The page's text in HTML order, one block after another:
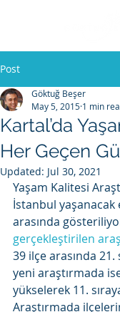
Post
Kartal’da
Her Geçen
Göktuğ Beşer
May 5, 2015 1 min
Updated: Jul 30, 2021
Yaşam Kalitesi
İstanbul yaşanacak
arasında
gerçekleştirilen
39 ilçe arasında 21.
yeni araştırmada
yükselerek 11.
Araştırmada